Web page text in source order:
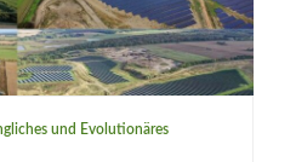
und Evolutionäres